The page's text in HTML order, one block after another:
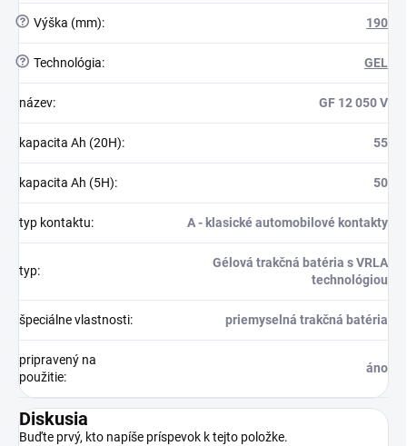
? Výška (mm): 190
? Technológia: GEL
název: GF 12 050 V
kapacita Ah (20H): 55
kapacita Ah (5H): 50
typ kontaktu: A - klasické automobilové kontakty
typ:
Gélová trakčná batéria s VRLA
technológiou
špeciálne vlastnosti: priemyselná trakčná batéria
pripravený na
použitie:
áno
Diskusia
Buďte prvý, kto napíše príspevok k tejto položke.